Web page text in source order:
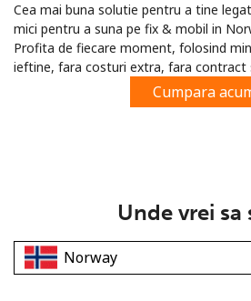
Inregistreaza-te
Cea mai buna solutie pentru a tine
mici pentru a suna pe fix & mobil in
Profita de fiecare moment, folosind
ieftine, fara costuri extra, fara contract
Cumpara
Unde vrei sa